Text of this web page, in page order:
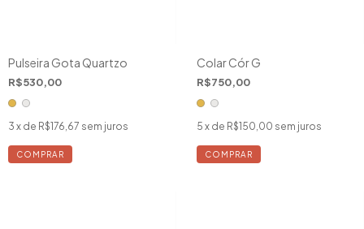
Pulseira Gota Quartzo
R$530,00
3 x de R$176,67 sem juros
COMPRAR
Colar Cór G
R$750,00
5 x de R$150,00 sem juros
COMPRAR